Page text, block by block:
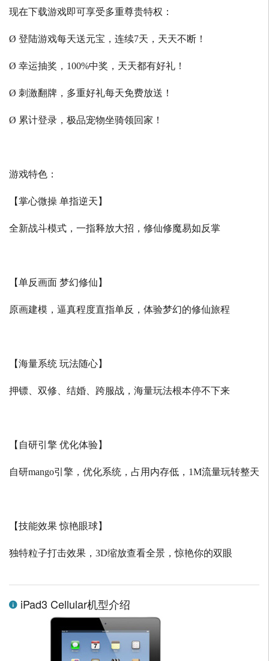
现在下载游戏即可享受多重尊贵特权：
Ø 登陆游戏每天送元宝，连续7天，天天不断！
Ø 幸运抽奖，100%中奖，天天都有好礼！
Ø 刺激翻牌，多重好礼每天免费放送！
Ø 累计登录，极品宠物坐骑领回家！
游戏特色：
【掌心微操 单指逆天】
全新战斗模式，一指释放大招，修仙修魔易如反掌
【单反画面 梦幻修仙】
原画建模，逼真程度直指单反，体验梦幻的修仙旅程
【海量系统 玩法随心】
押镖、双修、结婚、跨服战，海量玩法根本停不下来
【自研引擎 优化体验】
自研mango引擎，优化系统，占用内存低， 1M流量玩转整天
【技能效果 惊艳眼球】
独特粒子打击效果， 3D缩放查看全景，惊艳你的双眼
iPad3 Cellular机型介绍